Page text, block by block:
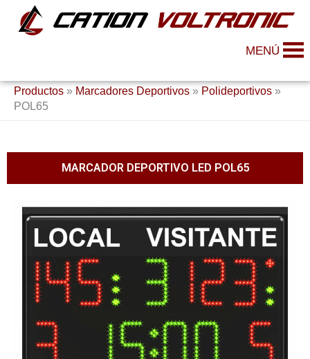
MENÚ
Productos » Marcadores Deportivos » Polideportivos »
POL65
MARCADOR DEPORTIVO LED POL65